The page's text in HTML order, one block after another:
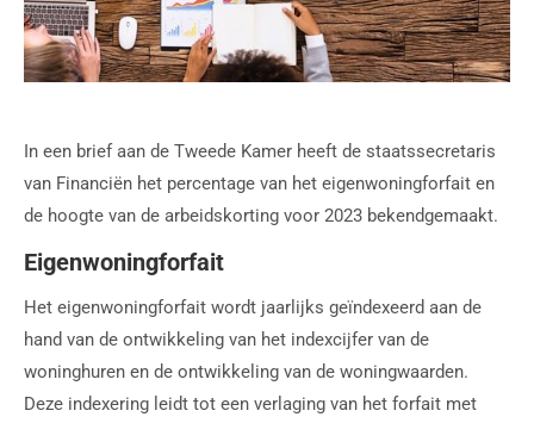
In een brief aan de Tweede Kamer heeft de staatssecretaris
van Financiën het percentage van het eigenwoningforfait en
de hoogte van de arbeidskorting voor 2023 bekendgemaakt.
Eigenwoningforfait
Het eigenwoningforfait wordt jaarlijks geïndexeerd aan de
hand van de ontwikkeling van het indexcijfer van de
woninghuren en de ontwikkeling van de woningwaarden.
Deze indexering leidt tot een verlaging van het forfait met